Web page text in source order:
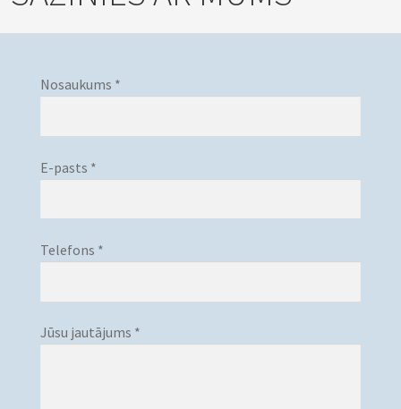
Nosaukums *
E-pasts *
Telefons *
Jūsu jautājums *